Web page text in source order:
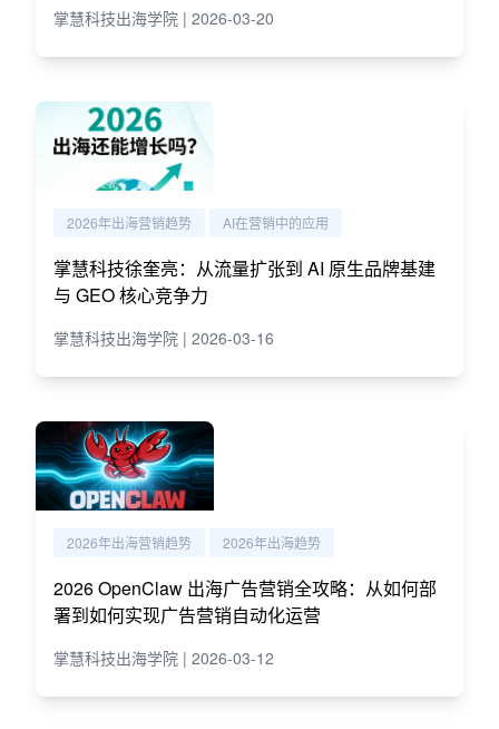
掌慧科技出海学院 | 2026-03-20
2026年出海营销趋势 AI在营销中的应用
掌慧科技徐奎亮：从流量扩张到 AI 原生品牌基建
与 GEO 核心竞争力
掌慧科技出海学院 | 2026-03-16
2026年出海营销趋势 2026年出海趋势
2026 OpenClaw 出海广告营销全攻略：从如何部
署到如何实现广告营销自动化运营
掌慧科技出海学院 | 2026-03-12